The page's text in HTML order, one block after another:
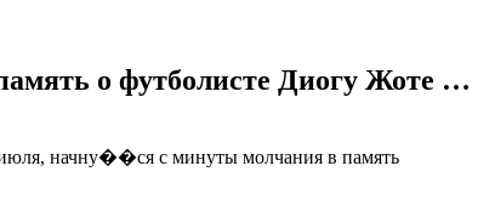
о футболисте Диогу Жоте …
начну��ся с минуты молчания в память